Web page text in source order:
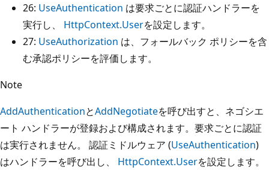
26: UseAuthentication は要求ごとに認証ハンドラーを
実行し、 HttpContext.Userを設定します。
27: UseAuthorization は、フォールバック ポリシーを含
む承認ポリシーを評価します。
Note
AddAuthenticationとAddNegotiateを呼び出すと、ネゴシエ
ート ハンドラーが登録および構成されます。要求ごとに認証
は実行されません。 認証ミドルウェア (UseAuthentication)
はハンドラーを呼び出し、 HttpContext.Userを設定します。